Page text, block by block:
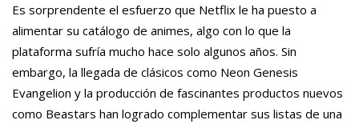
Es sorprendente el esfuerzo que Netflix le ha puesto a
alimentar su catálogo de animes, algo con lo que la
plataforma sufría mucho hace solo algunos años. Sin
embargo, la llegada de clásicos como Neon Genesis
Evangelion y la producción de fascinantes productos nuevos
como Beastars han logrado complementar sus listas de una